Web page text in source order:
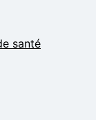
santé